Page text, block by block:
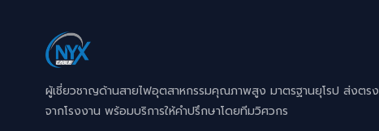
ผู้เชี่ยวชาญด้านสายไฟอุตสาหกรรมคุณภาพสูง มาตรฐานยุโรป ส่งตรง
จากโรงงาน พร้อมบริการให้คำปรึกษาโดยทีมวิศวกร